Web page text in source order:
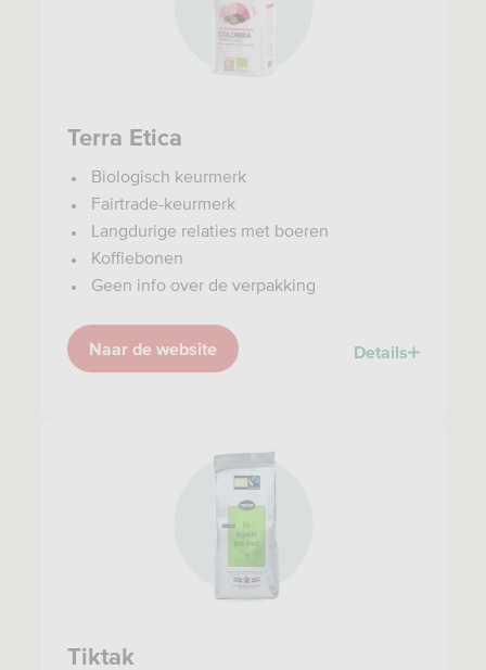
Terra Etica
Biologisch keurmerk
Fairtrade-keurmerk
Langdurige relaties met boeren
Koffiebonen
Geen info over de verpakking
Naar de website Details
Tiktak